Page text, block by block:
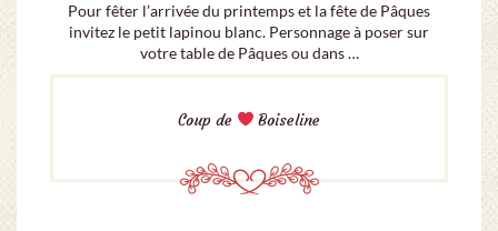
Pour fêter l’arrivée du printemps et la fête de Pâques
invitez le petit lapinou blanc. Personnage à poser sur
votre table de Pâques ou dans …
Coup de Boiseline